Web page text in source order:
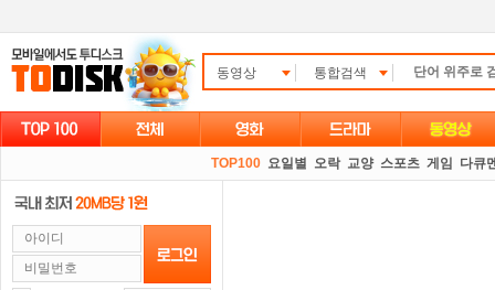
동영상 통합검색
TOP100 요일별 오락 교양 스포츠 게임 다큐